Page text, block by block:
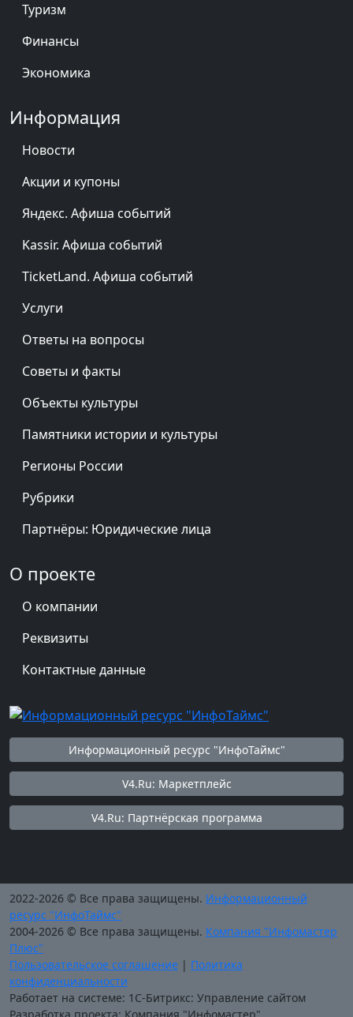
Туризм
Финансы
Экономика
Информация
Новости
Акции и купоны
Яндекс. Афиша событий
Kassir. Афиша событий
TicketLand. Афиша событий
Услуги
Ответы на вопросы
Советы и факты
Объекты культуры
Памятники истории и культуры
Регионы России
Рубрики
Партнёры: Юридические лица
О проекте
О компании
Реквизиты
Контактные данные
Информационный ресурс "ИнфоТаймс"
V4.Ru: Маркетплейс
V4.Ru: Партнёрская программа
2022-2026 © Все права защищены. Информационный
ресурс "ИнфоТаймс"
2004-2026 © Все права защищены. Компания "Инфомастер
Плюс"
Пользовательское соглашение | Политика
конфиденциальности
Работает на системе: 1С-Битрикс: Управление сайтом